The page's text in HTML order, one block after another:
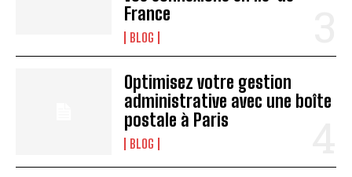
France
BLOG
Optimisez votre gestion
administrative avec une boîte
postale à Paris
BLOG